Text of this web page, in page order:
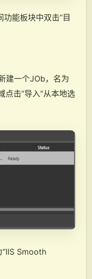
能板块中双击“目
建一个JOb，名为
点击“导入”从本地选
“IIS Smooth